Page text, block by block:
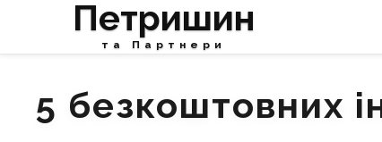
Петришин
та Партнери
5 безкоштовних